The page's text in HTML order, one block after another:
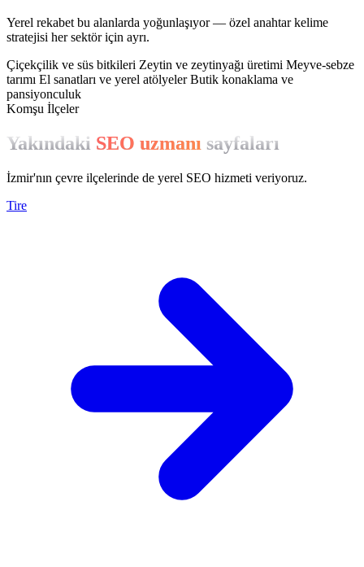
Yerel rekabet bu alanlarda yoğunlaşıyor — özel anahtar kelime
stratejisi her sektör için ayrı.
Çiçekçilik ve süs bitkileri Zeytin ve zeytinyağı üretimi Meyve-sebze
tarımı El sanatları ve yerel atölyelerButik konaklama ve
pansiyonculuk
Komşu İlçeler
Yakındaki SEO uzmanı sayfaları
İzmir'nın çevre ilçelerinde de yerel SEO hizmeti veriyoruz.
Tire